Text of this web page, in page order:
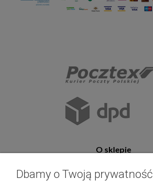
O sklepie
Dbamy o Twoją prywatność